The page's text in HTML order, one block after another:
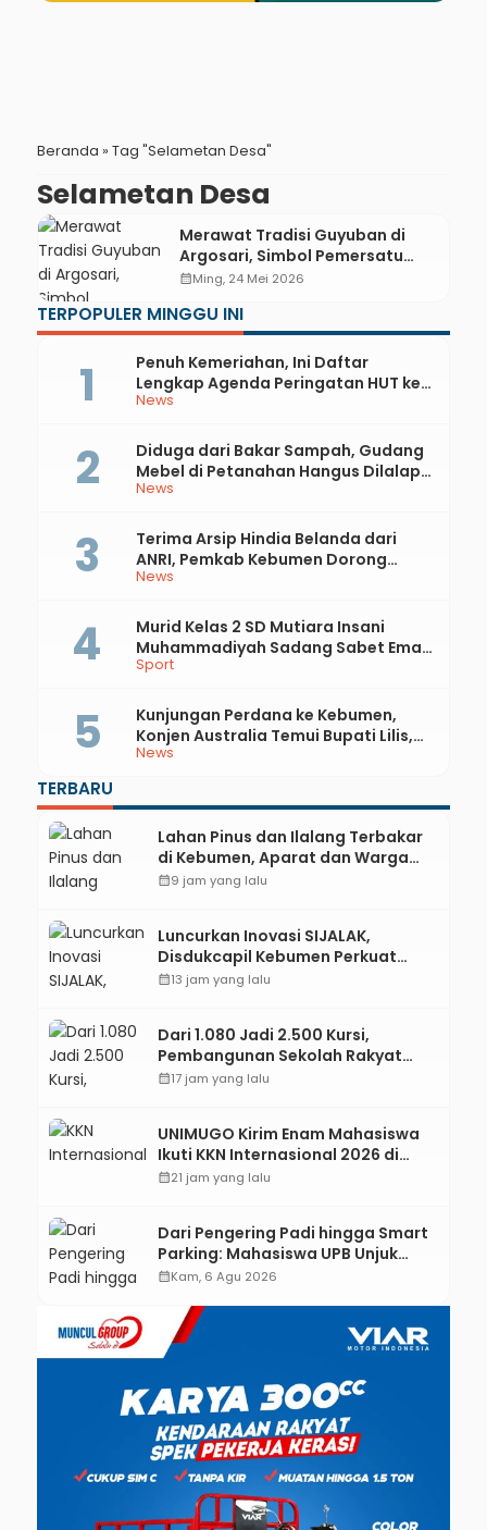
Beranda » Tag "Selametan Desa"
Selametan Desa
Merawat Tradisi Guyuban di
Argosari, Simbol Pemersatu
Dua Desa yang Tak Lekang oleh
calendar_monthMing, 24 Mei 2026
TERPOPULER MINGGU INI
News
Penuh Kemeriahan, Ini Daftar
Lengkap Agenda Peringatan HUT ke-
81 RI dan Hari Jadi ke-397 Kabupaten
News
Diduga dari Bakar Sampah, Gudang
Mebel di Petanahan Hangus Dilalap
Api
News
Terima Arsip Hindia Belanda dari
ANRI, Pemkab Kebumen Dorong
Integrasi Sejarah, Geopark, dan
Sport
Murid Kelas 2 SD Mutiara Insani
Muhammadiyah Sadang Sabet Emas
dan Perak di Kejurda Tapak Suci
News
Kunjungan Perdana ke Kebumen,
Konjen Australia Temui Bupati Lilis,
Ini yang Dibahas
TERBARU
Lahan Pinus dan Ilalang Terbakar
di Kebumen, Aparat dan Warga
Padamkan Api Secara Manual
calendar_month9 jam yang lalu
Luncurkan Inovasi SIJALAK,
Disdukcapil Kebumen Perkuat
Jejaring Literasi Adminduk hingga
calendar_month13 jam yang lalu
Dari 1.080 Jadi 2.500 Kursi,
Pembangunan Sekolah Rakyat
Kebumen Ditargetkan Mulai
calendar_month17 jam yang lalu
UNIMUGO Kirim Enam Mahasiswa
Ikuti KKN Internasional 2026 di
ASEAN dan Hong Kong
calendar_month21 jam yang lalu
Dari Pengering Padi hingga Smart
Parking: Mahasiswa UPB Unjuk
Gigi Lewat Pameran CODEX 2
calendar_monthKam, 6 Agu 2026